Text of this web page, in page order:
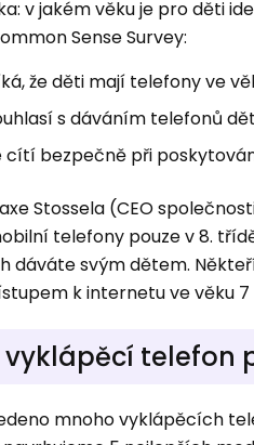
v jakém věku je pro děti
Sense Survey:
že děti mají telefony ve
s dáváním telefonů
cítí bezpečně při
Stossela (CEO
telefony pouze v 8.
dáváte svým dětem.
k internetu ve věku 7
vyklápěcí telefon
mnoho vyklápěcích